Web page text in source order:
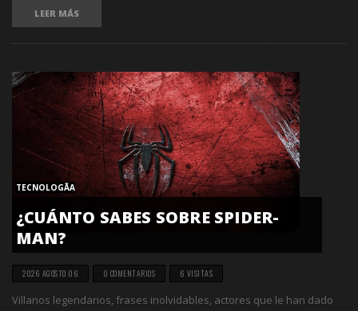
LEER MÁS
TECNOLOGÃ­A
¿CUÁNTO SABES SOBRE SPIDER-
MAN?
2026 AGOSTO 06 0 COMENTARIOS 6 VISITAS
Villanos legendarios, frases inolvidables, actores que le han dado